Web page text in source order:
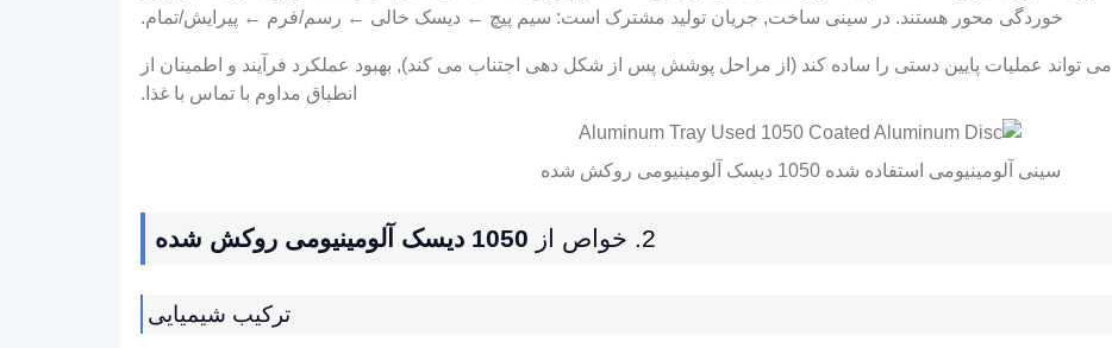
خوردگی محور هستند. در سینی ساخت, جریان تولید مشترک است: سیم پیچ ← دیسک خالی ← رسم/فرم ← پیرایش/تمام.
می تواند عملیات پایین دستی را ساده کند (از مراحل پوشش پس از شکل دهی اجتناب می کند), بهبود عملکرد فرآیند و اطمینان از
انطباق مداوم با تماس با غذا.
سینی آلومینیومی استفاده شده 1050 دیسک آلومینیومی روکش شده
2. خواص از 1050 دیسک آلومینیومی روکش شده
ترکیب شیمیایی